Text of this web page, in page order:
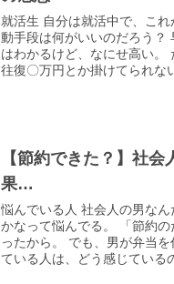
就活生 自分は就活中で、こ
動手段は何がいいのだろう？
はわかるけど、なにせ高い。
往復〇万円とか掛けてられな
【節約できた？】社
果…
悩んでいる人 社会人の男な
かなって悩んでる。 「節約
ったから。 でも、男が弁当
ている人は、どう感じている